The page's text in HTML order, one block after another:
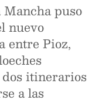
puso
nuevo
entre Pioz,
itinerarios
a las